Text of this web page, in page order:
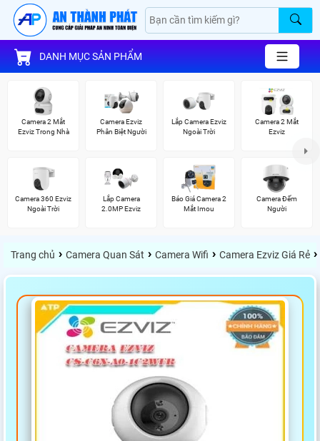
DANH MỤC SẢN PHẨM
Camera 2 Mắt
Ezviz Trong Nhà
Camera Ezviz
Phân Biệt Người
Lắp Camera Ezviz
Ngoài Trời
Camera 2 Mắt
Ezviz
Camera 360 Ezviz
Ngoài Trời
Lắp Camera
2.0MP Ezviz
Báo Giá Camera 2
Mắt Imou
Camera Đếm
Người
Trang chủ › Camera Quan Sát › Camera Wifi › Camera Ezviz Giá Rẻ ›